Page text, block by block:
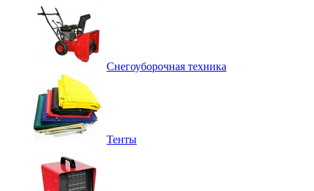
Снегоуборочная техника
Тенты